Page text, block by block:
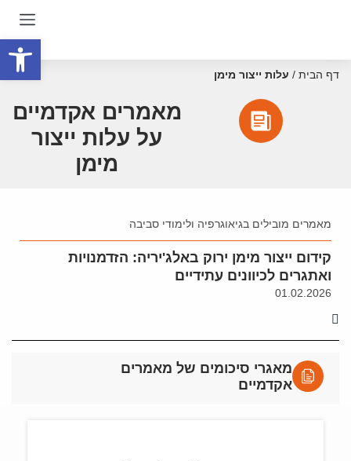
דף הבית / עלות ייצור מימן
מאמרים אקדמיים
על עלות ייצור
מימן
מאמרים מובילים בגיאוגרפיה ולימודי סביבה
קידום ייצור מימן ירוק באלג'יריה: הזדמנויות
ואתגרים לכיוונים עתידיים
01.02.2026
מאגרי סיכומים של מאמרים
אקדמיים
פתח